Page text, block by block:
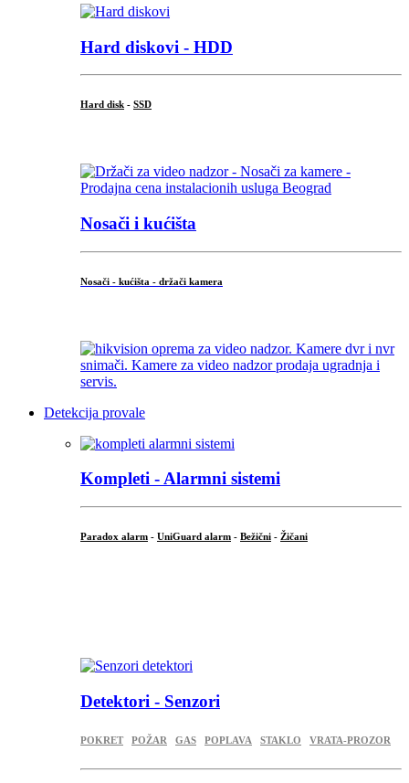
Hard diskovi - HDD
Hard disk - SSD
Nosači i kućišta
Nosači - kućišta - držači kamera
Detekcija provale
Kompleti - Alarmni sistemi
Paradox alarm - UniGuard alarm - Bežični - Žičani
Detektori - Senzori
POKRET POŽAR GAS POPLAVA STAKLO VRATA-PROZOR